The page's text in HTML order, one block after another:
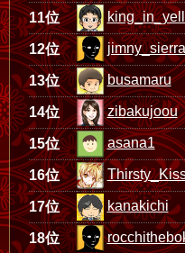
11位
12位 jimny_sierra
13位 busamaru
14位 zibakujoou
15位 asana1
16位
17位 kanakichi
18位